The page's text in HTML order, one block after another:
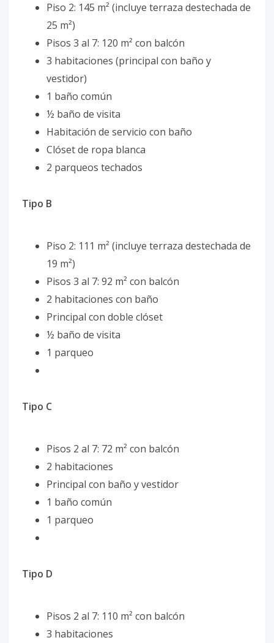
Piso 2: 145 m² (incluye terraza destechada de
25 m²)
Pisos 3 al 7: 120 m² con balcón
3 habitaciones (principal con baño y
vestidor)
1 baño común
½ baño de visita
Habitación de servicio con baño
Clóset de ropa blanca
2 parqueos techados
Tipo B
Piso 2: 111 m² (incluye terraza destechada de
19 m²)
Pisos 3 al 7: 92 m² con balcón
2 habitaciones con baño
Principal con doble clóset
½ baño de visita
1 parqueo
Tipo C
Pisos 2 al 7: 72 m² con balcón
2 habitaciones
Principal con baño y vestidor
1 baño común
1 parqueo
Tipo D
Pisos 2 al 7: 110 m² con balcón
3 habitaciones